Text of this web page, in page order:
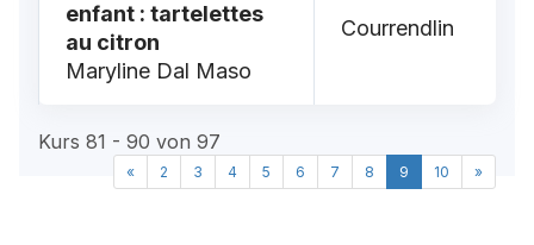
enfant : tartelettes
au citron
Maryline Dal Maso
Courrendlin
Kurs 81 - 90 von 97
« 2 3 4 5 6 7 8 9 10 »